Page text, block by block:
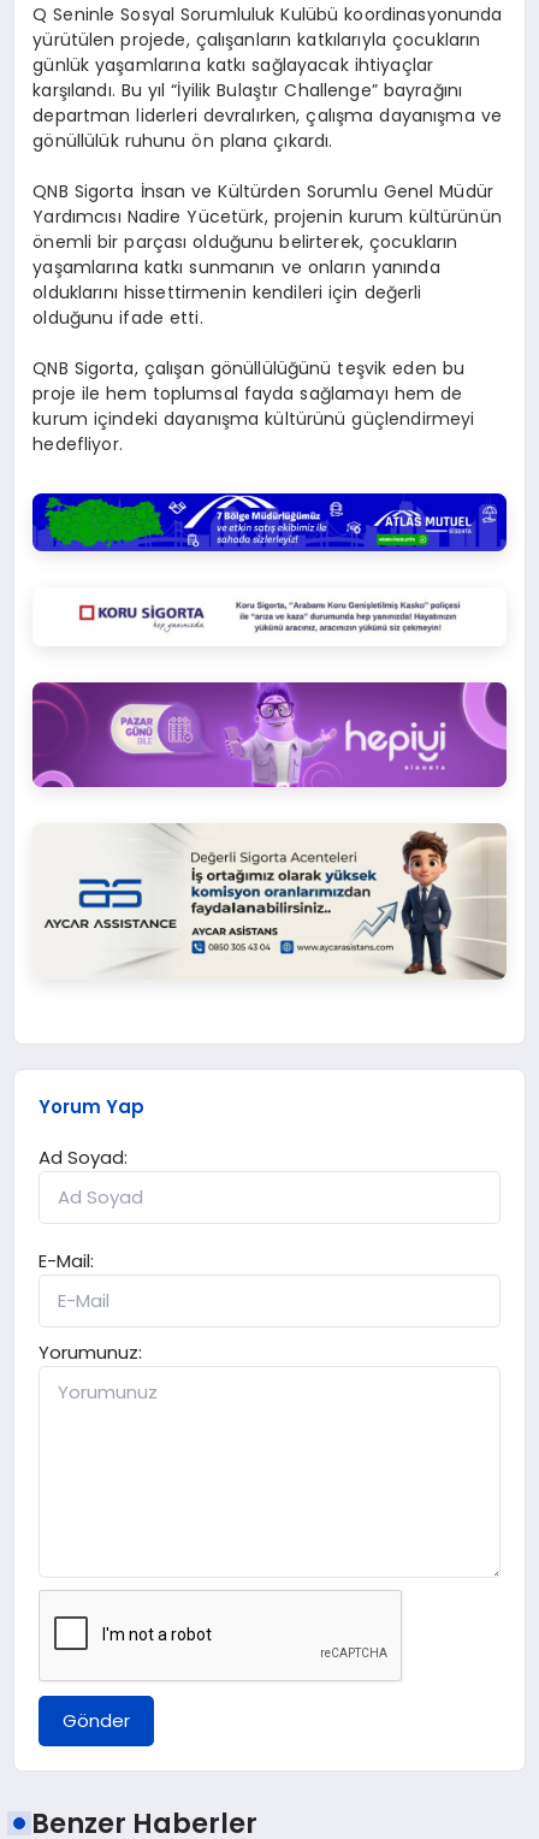
Q Seninle Sosyal Sorumluluk Kulübü koordinasyonunda
yürütülen projede, çalışanların katkılarıyla çocukların
günlük yaşamlarına katkı sağlayacak ihtiyaçlar
karşılandı. Bu yıl “İyilik Bulaştır Challenge” bayrağını
departman liderleri devralırken, çalışma dayanışma ve
gönüllülük ruhunu ön plana çıkardı.
QNB Sigorta İnsan ve Kültürden Sorumlu Genel Müdür
Yardımcısı Nadire Yücetürk, projenin kurum kültürünün
önemli bir parçası olduğunu belirterek, çocukların
yaşamlarına katkı sunmanın ve onların yanında
olduklarını hissettirmenin kendileri için değerli
olduğunu ifade etti.
QNB Sigorta, çalışan gönüllülüğünü teşvik eden bu
proje ile hem toplumsal fayda sağlamayı hem de
kurum içindeki dayanışma kültürünü güçlendirmeyi
hedefliyor.
Yorum Yap
Ad Soyad:
E-Mail:
Yorumunuz:
Gönder
Benzer Haberler